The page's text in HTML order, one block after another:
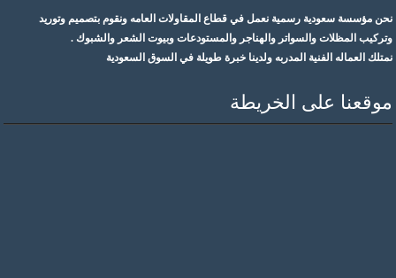
نحن مؤسسة سعودية رسمية نعمل في قطاع المقاولات العامه ونقوم بتصميم وتوريد
وتركيب المظلات والسواتر والهناجر والمستودعات وبيوت الشعر والشبوك .
نمتلك العماله الفنية المدربه ولدينا خبرة طويلة في السوق السعودية
موقعنا على الخريطة